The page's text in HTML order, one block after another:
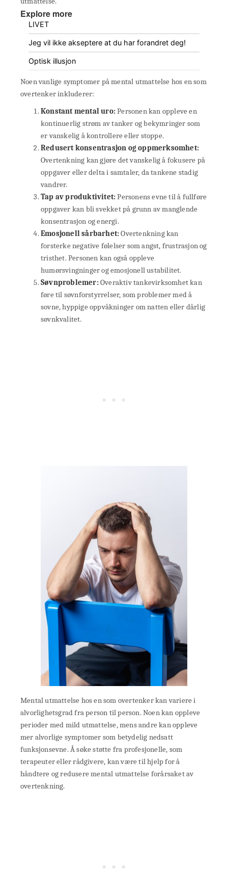
Explore more
LIVET
Jeg vil ikke akseptere at du har forandret deg!
Optisk illusjon
Noen vanlige symptomer på mental utmattelse hos en som
overtenker inkluderer:
Konstant mental uro:Personen kan oppleve en
kontinuerlig strøm av tanker og bekymringer som
er vanskelig å kontrollere eller stoppe.
Redusert konsentrasjon og oppmerksomhet:
Overtenkning kan gjøre det vanskelig å fokusere på
oppgaver eller delta i samtaler, da tankene stadig
vandrer.
Tap av produktivitet:Personens evne til å fullføre
oppgaver kan bli svekket på grunn av manglende
konsentrasjon og energi.
Emosjonell sårbarhet:Overtenkning kan
forsterke negative følelser som angst, frustrasjon og
tristhet. Personen kan også oppleve
humørsvingninger og emosjonell ustabilitet.
Søvnproblemer:Overaktiv tankevirksomhet kan
føre til søvnforstyrrelser, som problemer med å
sovne, hyppige oppvåkninger om natten eller dårlig
søvnkvalitet.
Mental utmattelse hos en som overtenker kan variere i
alvorlighetsgrad fra person til person. Noen kan oppleve
perioder med mild utmattelse, mens andre kan oppleve
mer alvorlige symptomer som betydelig nedsatt
funksjonsevne. Å søke støtte fra profesjonelle, som
terapeuter eller rådgivere, kan være til hjelp for å
håndtere og redusere mental utmattelse forårsaket av
overtenkning.